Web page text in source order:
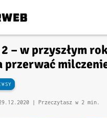
– w przyszłym
przerwać
| Przeczytasz w 2 min.